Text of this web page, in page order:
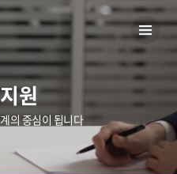
원
의 중심이 됩니다